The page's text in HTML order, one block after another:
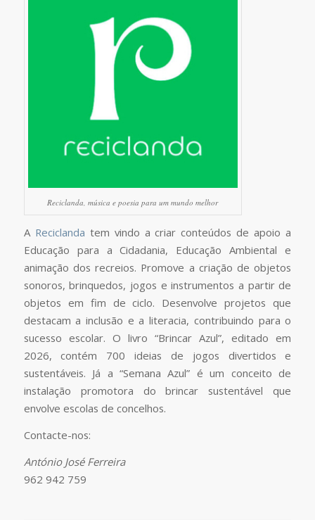
Reciclanda, música e poesia para um mundo melhor
A Reciclanda tem vindo a criar conteúdos de apoio a
Educação para a Cidadania, Educação Ambiental e
animação dos recreios. Promove a criação de objetos
sonoros, brinquedos, jogos e instrumentos a partir de
objetos em fim de ciclo. Desenvolve projetos que
destacam a inclusão e a literacia, contribuindo para o
sucesso escolar. O livro “Brincar Azul”, editado em
2026, contém 700 ideias de jogos divertidos e
sustentáveis. Já a “Semana Azul” é um conceito de
instalação promotora do brincar sustentável que
envolve escolas de concelhos.
Contacte-nos:
António José Ferreira
962 942 759